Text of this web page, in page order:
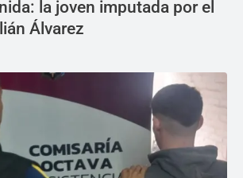
la joven imputada por el
Álvarez